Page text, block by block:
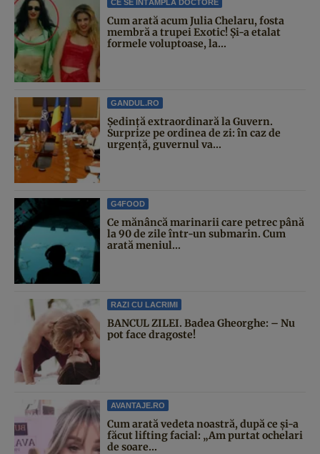
CE SE ÎNTÂMPLĂ DOCTORE
Cum arată acum Julia Chelaru, fosta
membră a trupei Exotic! Și-a etalat
formele voluptoase, la...
GANDUL.RO
Şedinţă extraordinară la Guvern.
Surprize pe ordinea de zi: în caz de
urgență, guvernul va...
G4FOOD
Ce mănâncă marinarii care petrec până
la 90 de zile într-un submarin. Cum
arată meniul...
RAZI CU LACRIMI
BANCUL ZILEI. Badea Gheorghe: – Nu
pot face dragoste!
AVANTAJE.RO
Cum arată vedeta noastră, după ce și-a
făcut lifting facial: „Am purtat ochelari
de soare...